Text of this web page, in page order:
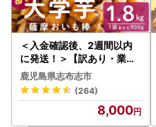
＜入金確認後、2週間以内
に発送！＞【訳あり・業務
用】薩摩おいも棒セット 計
1.8kg(900g×2袋) p8-142
-2w
鹿児島県志布志市
(264)
8,000